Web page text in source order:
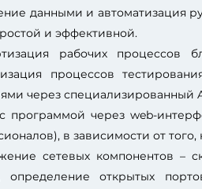
данными и автоматизация
и эффективной.
рабочих процессов
процессов
через специализированный
программой через web-
в зависимости от
сетевых компонентов –
определение открытых